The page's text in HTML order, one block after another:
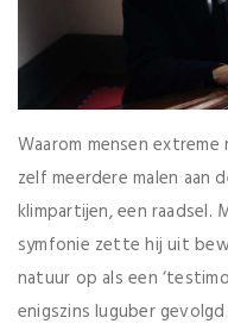
Waarom mensen
zelf meerdere malen
klimpartijen, een raadsel.
symfonie zette hij uit
natuur op als een
enigszins luguber